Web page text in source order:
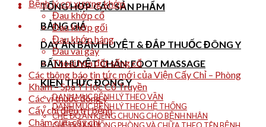
TỔNG HỢP CÁC SẢN PHẨM
BẢNG GIÁ
DAY ẤN BẤM HUYỆT & ĐẮP THUỐC ĐÔNG Y
BẤM HUYỆT CHÂN_FOOT MASSAGE
KIẾN THỨC ĐÔNG Y
DANH MỤC BỆNH LÝ THEO VẦN
DANH MỤC BỆNH LÝ THEO HỆ THỐNG
CHẾ ĐỘ ĂN KIÊNG CHUNG CHO BỆNH NHÂN
Bệnh lý cơ xương khớp
Đau khớp cổ
Đau khớp gối
Đau khớp háng
Đau vai gáy
Thoái hóa đốt sống cổ
Các thông báo tin tức mới của Viện Cấy Chỉ – Phòng
Khám – Spa Y Học Cổ Truyền
Các vị thuốc đông y
Cấy chỉ điều trị bệnh
Châm cứu cấy chỉ